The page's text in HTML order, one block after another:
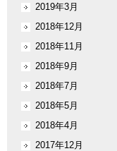
2019年3月
2018年12月
2018年11月
2018年9月
2018年7月
2018年5月
2018年4月
2017年12月